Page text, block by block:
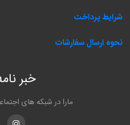
شرایط پرداخت
نحوه ارسال سفارشات
خبر
مارا در شبکه های